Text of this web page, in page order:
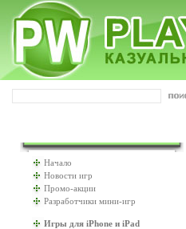
Начало
Новости игр
Промо-акции
Разработчики мини-игр
Игры для iPhone и iPad